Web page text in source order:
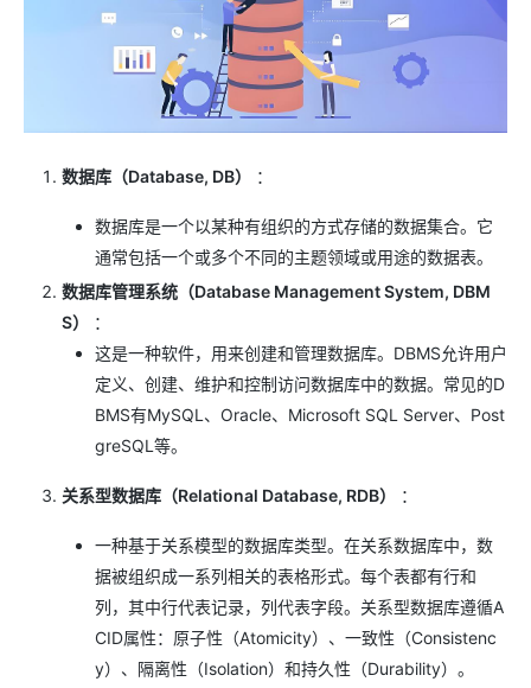
数据库（Database, DB） ：
数据库是一个以某种有组织的方式存储的数据集合。它
通常包括一个或多个不同的主题领域或用途的数据表。
数据库管理系统（Database Management System, DBM
S）
：
这是一种软件，用来创建和管理数据库。DBMS允许用户
定义、创建、维护和控制访问数据库中的数据。常见的D
BMS有MySQL、Oracle、Microsoft SQL Server、Post
greSQL等。
关系型数据库（Relational Database, RDB） ：
一种基于关系模型的数据库类型。在关系数据库中，数
据被组织成一系列相关的表格形式。每个表都有行和
列，其中行代表记录，列代表字段。关系型数据库遵循A
CID属性：原子性（Atomicity）、一致性（Consistenc
y）、隔离性（Isolation）和持久性（Durability）。